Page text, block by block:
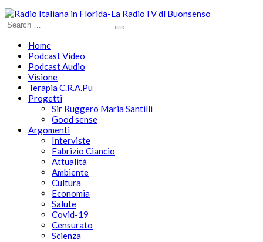
Home
Podcast Video
Podcast Audio
Visione
Terapia C.R.A.Pu
Progetti
Sir Ruggero Maria Santilli
Good sense
Argomenti
Interviste
Fabrizio Ciancio
Attualità
Ambiente
Cultura
Economia
Salute
Covid-19
Censurato
Scienza